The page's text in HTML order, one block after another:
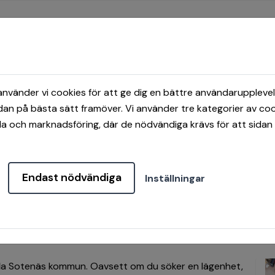
SÖKANDE VÅRA OMRÅDEN
Sotenäs kommun. Oavsett om du söker en lägenhet,
vi cookies för att ge dig en bättre
på bästa sätt framöver. Vi använder tre kategorier av
och marknadsföring, där de nödvändiga krävs för att sidan
Endast nödvändiga Inställningar